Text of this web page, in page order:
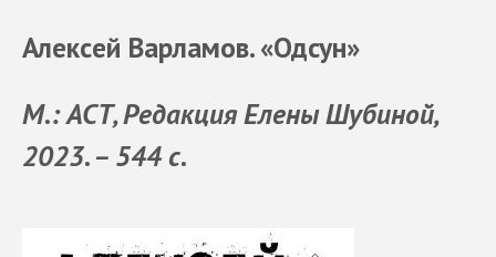
Алексей Варламов. «Одсун»
М.: АСТ, Редакция Елены Шубиной,
2023. – 544 с.